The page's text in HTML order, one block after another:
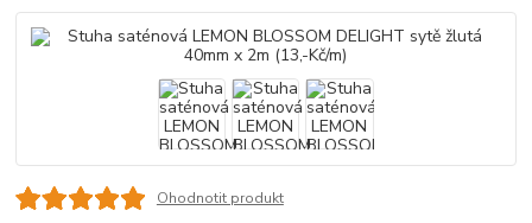
Ohodnotit produkt